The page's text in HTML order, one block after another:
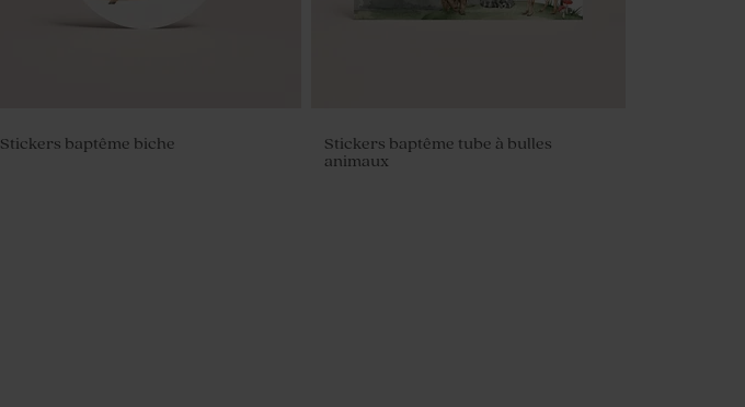
Stickers baptême biche
Stickers baptême tube à bulles
animaux